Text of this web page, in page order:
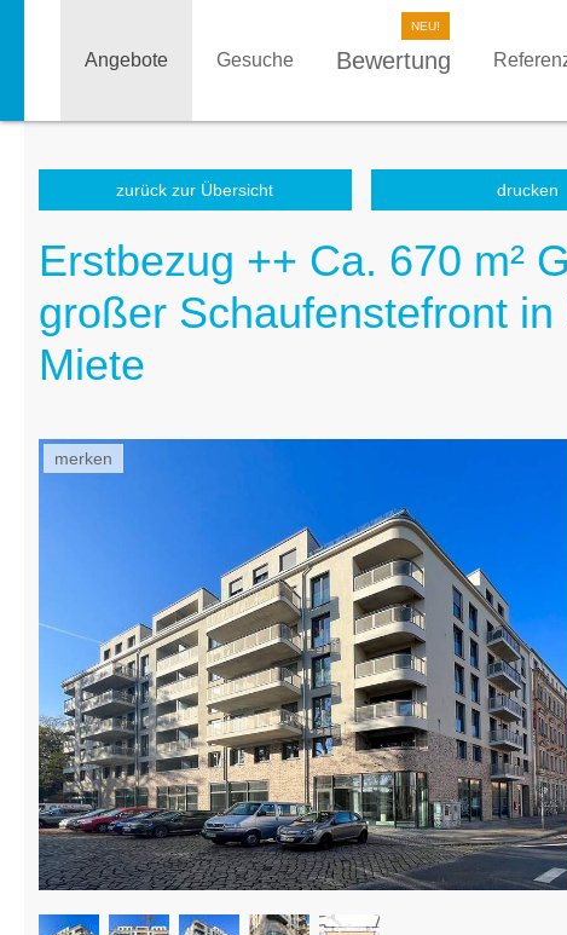
Angebote Gesuche Bewertung
zurück zur Übersicht drucken
Erstbezug ++ Ca. 670 m²
großer Schaufenstefront
Miete
merken